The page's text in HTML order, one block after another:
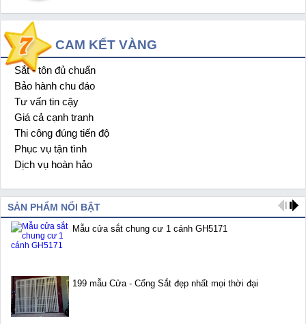
CAM KẾT VÀNG
1
Sắt - tôn đủ chuẩn
2
Bảo hành chu đáo
3
Tư vấn tin cậy
4
Giá cả cạnh tranh
5
Thi công đúng tiến độ
6
Phục vụ tận tình
7
Dịch vụ hoàn hảo
SẢN PHẨM NỔI BẬT
Mẫu cửa sắt chung cư 1 cánh GH5171
199 mẫu Cửa - Cổng Sắt đẹp nhất mọi thời đại